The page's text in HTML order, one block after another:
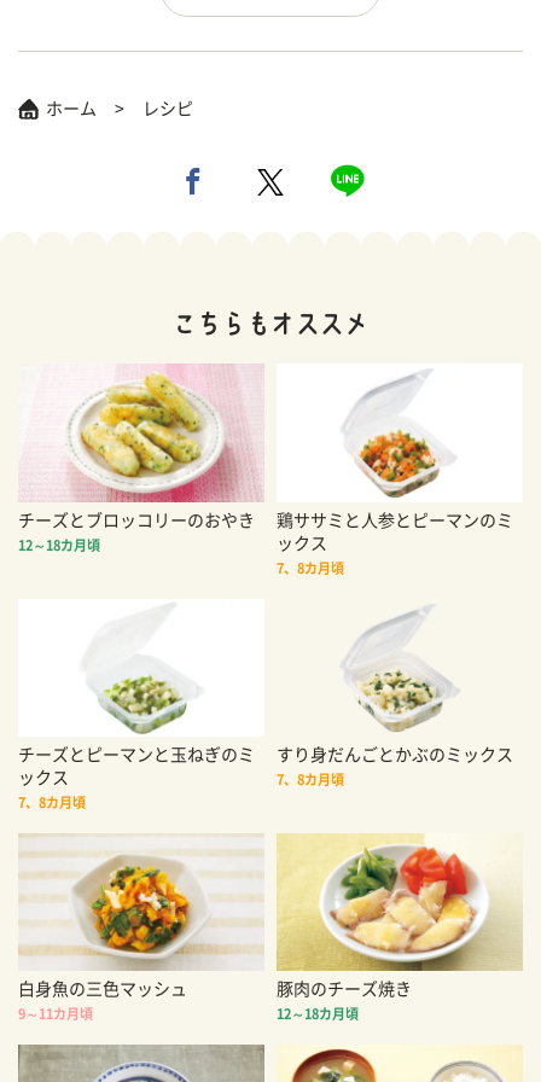
ホーム レシピ
チーズとブロッコリーのおやき
12～18カ月頃
鶏ササミと人参とピーマンのミ
ックス
7、8カ月頃
チーズとピーマンと玉ねぎのミ
ックス
7、8カ月頃
すり身だんごとかぶのミックス
7、8カ月頃
白身魚の三色マッシュ
9～11カ月頃
豚肉のチーズ焼き
12～18カ月頃